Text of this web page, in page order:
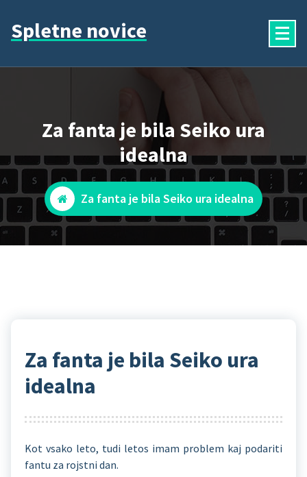
content
Spletne novice
Za fanta je bila Seiko ura
idealna
Za fanta je bila Seiko ura idealna
Za fanta je bila Seiko ura
idealna
Kot vsako leto, tudi letos imam problem kaj podariti
fantu za rojstni dan.